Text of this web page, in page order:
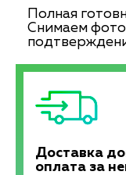
Полная
Снимаем
Доставка
оплата за